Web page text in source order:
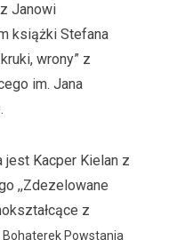
Janowi
książki Stefana
wrony” z
im. Jana
Kacper Kielan z
,,Zdezelowane
z
Bohaterek Powstania